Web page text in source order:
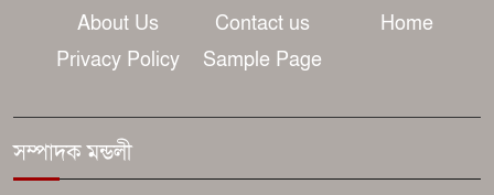
হয়েছে
ভবনের বিরুদ্ধে ব্যবস্থা নেওয়া হচ্ছে:
About Us Contact us
Home
Privacy Policy
Sample Page
সম্পাদক মন্ডলী